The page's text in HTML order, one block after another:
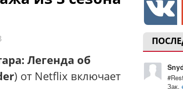
Зак,
Легенда об
) от Netflix включает